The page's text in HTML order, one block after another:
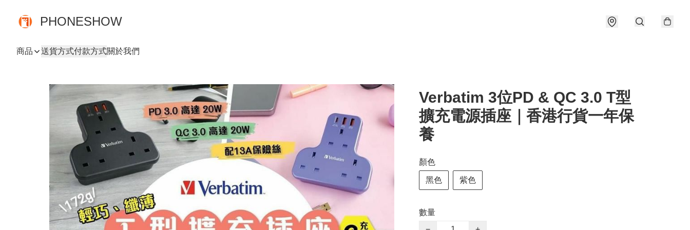
PHONESHOW
商品 送貨方式付款方式關於我們
Verbatim 3位PD & QC 3.0 T型
擴充電源插座｜香港行貨一年保
養
顏色
黑色 紫色
數量